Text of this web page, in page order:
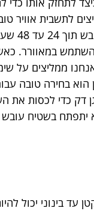
לתשבית אוויר
השטיח עד
במאוורר.
ממליצים על
בחירה טובה
כדי לכסות את
יתפתח בשטיח
עד בינוני יכול